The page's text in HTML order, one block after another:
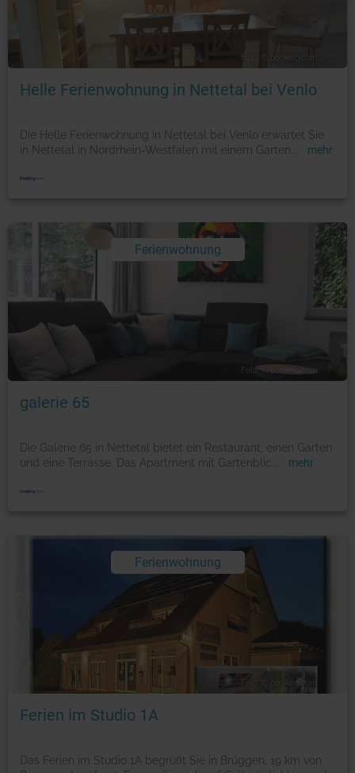
Foto: © booking.com
Helle Ferienwohnung in Nettetal bei Venlo
Die Helle Ferienwohnung in Nettetal bei Venlo erwartet Sie
in Nettetal in Nordrhein-Westfalen mit einem Garten
mehr
Ferienwohnung
Foto: © booking.com
galerie 65
Die Galerie 65 in Nettetal bietet ein Restaurant, einen Garten
und eine Terrasse. Das Apartment mit Gartenblic
mehr
Ferienwohnung
Foto: © booking.com
Ferien im Studio 1A
Das Ferien im Studio 1A begrüßt Sie in Brüggen, 19 km von